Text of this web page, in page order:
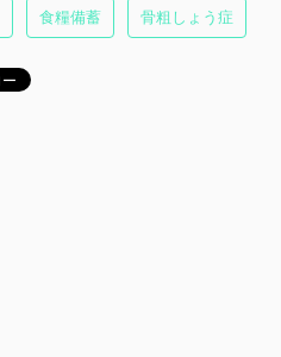
食糧備蓄 骨粗しょう症